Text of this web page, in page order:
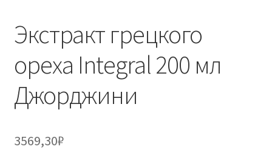
Экстракт грецкого
ореха Integral 200 мл
Джорджини
3569,30₽